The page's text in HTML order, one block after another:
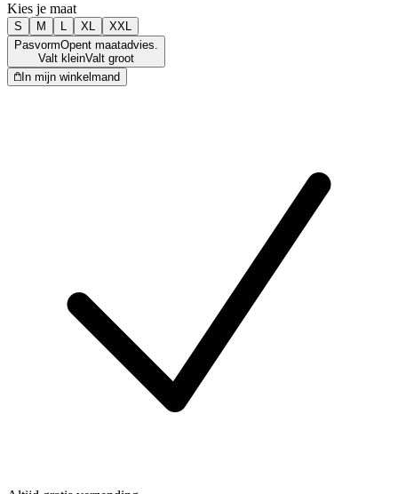
Kies je maat
S M L XL
XXL
PasvormOpent maatadvies.
Valt kleinValt groot
In mijn winkelmand